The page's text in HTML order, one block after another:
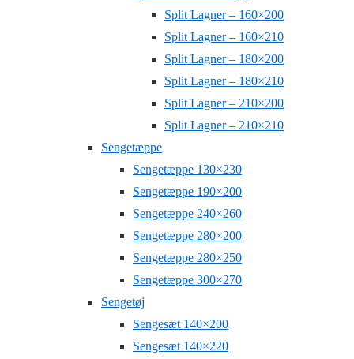
Split Lagner – 160×200
Split Lagner – 160×210
Split Lagner – 180×200
Split Lagner – 180×210
Split Lagner – 210×200
Split Lagner – 210×210
Sengetæppe
Sengetæppe 130×230
Sengetæppe 190×200
Sengetæppe 240×260
Sengetæppe 280×200
Sengetæppe 280×250
Sengetæppe 300×270
Sengetøj
Sengesæt 140×200
Sengesæt 140×220